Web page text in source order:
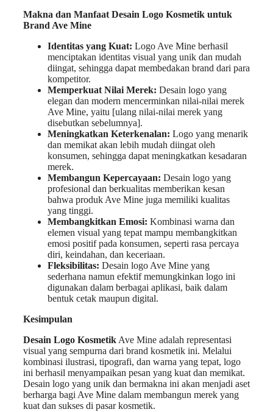
Makna dan Manfaat Desain Logo Kosmetik untuk
Brand Ave Mine
Identitas yang Kuat: Logo Ave Mine berhasil
menciptakan identitas visual yang unik dan mudah
diingat, sehingga dapat membedakan brand dari para
kompetitor.
Memperkuat Nilai Merek: Desain logo yang
elegan dan modern mencerminkan nilai-nilai merek
Ave Mine, yaitu [ulang nilai-nilai merek yang
disebutkan sebelumnya].
Meningkatkan Keterkenalan: Logo yang menarik
dan memikat akan lebih mudah diingat oleh
konsumen, sehingga dapat meningkatkan kesadaran
merek.
Membangun Kepercayaan: Desain logo yang
profesional dan berkualitas memberikan kesan
bahwa produk Ave Mine juga memiliki kualitas
yang tinggi.
Membangkitkan Emosi: Kombinasi warna dan
elemen visual yang tepat mampu membangkitkan
emosi positif pada konsumen, seperti rasa percaya
diri, keindahan, dan keceriaan.
Fleksibilitas: Desain logo Ave Mine yang
sederhana namun efektif memungkinkan logo ini
digunakan dalam berbagai aplikasi, baik dalam
bentuk cetak maupun digital.
Kesimpulan
Desain Logo KosmetikAve Mine adalah representasi
visual yang sempurna dari brand kosmetik ini. Melalui
kombinasi ilustrasi, tipografi, dan warna yang tepat, logo
ini berhasil menyampaikan pesan yang kuat dan memikat.
Desain logo yang unik dan bermakna ini akan menjadi aset
berharga bagi Ave Mine dalam membangun merek yang
kuat dan sukses di pasar kosmetik.